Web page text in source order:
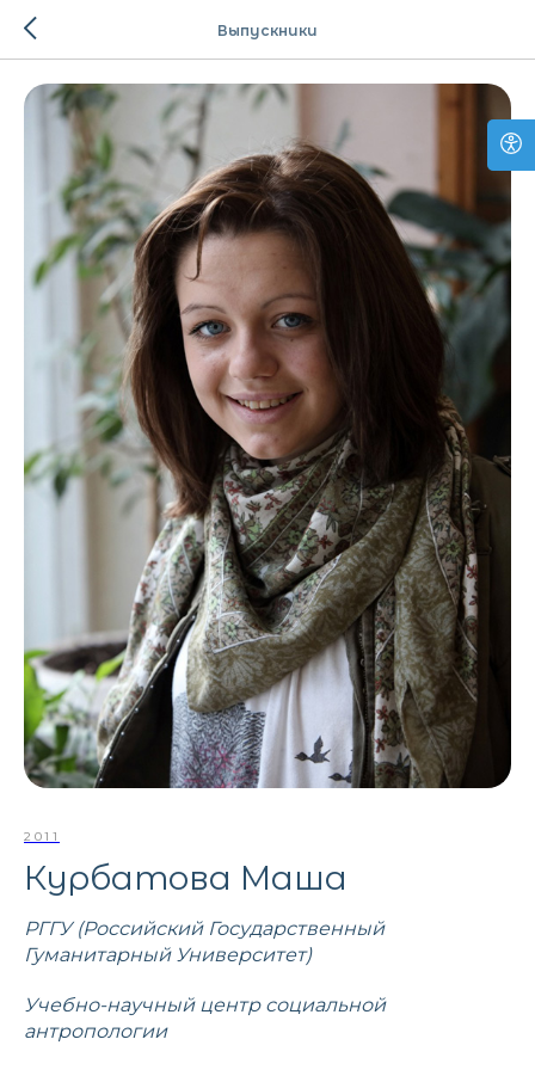
Выпускники
2011
Курбатова Маша
РГГУ (Российский Государственный
Гуманитарный Университет)
Учебно-научный центр социальной
антропологии